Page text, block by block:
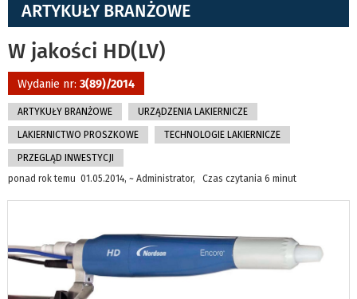
ARTYKUŁY BRANŻOWE
W jakości HD(LV)
Wydanie nr: 3(89)/2014
ARTYKUŁY BRANŻOWE URZĄDZENIA LAKIERNICZE
LAKIERNICTWO PROSZKOWE TECHNOLOGIE LAKIERNICZE
PRZEGLĄD INWESTYCJI
ponad rok temu 01.05.2014, ~ Administrator, Czas czytania 6 minut